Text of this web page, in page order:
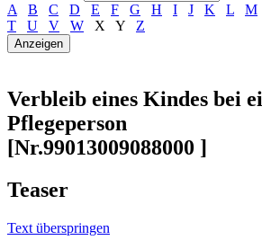
A
B C D E F G H I J K L M
T
U V W X Y Z
Verbleib eines Kindes bei
Pflegeperson
[Nr.99013009088000 ]
Teaser
Text überspringen